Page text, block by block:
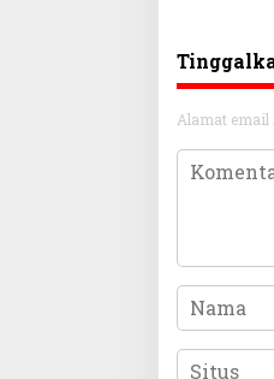
Alamat email